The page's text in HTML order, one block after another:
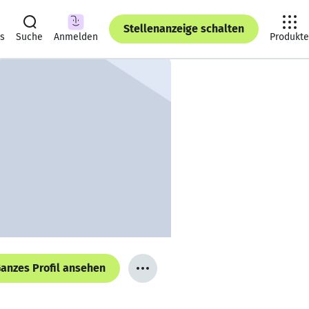
Suche Anmelden
Stellenanzeige schalten
Produkte
Profil ansehen